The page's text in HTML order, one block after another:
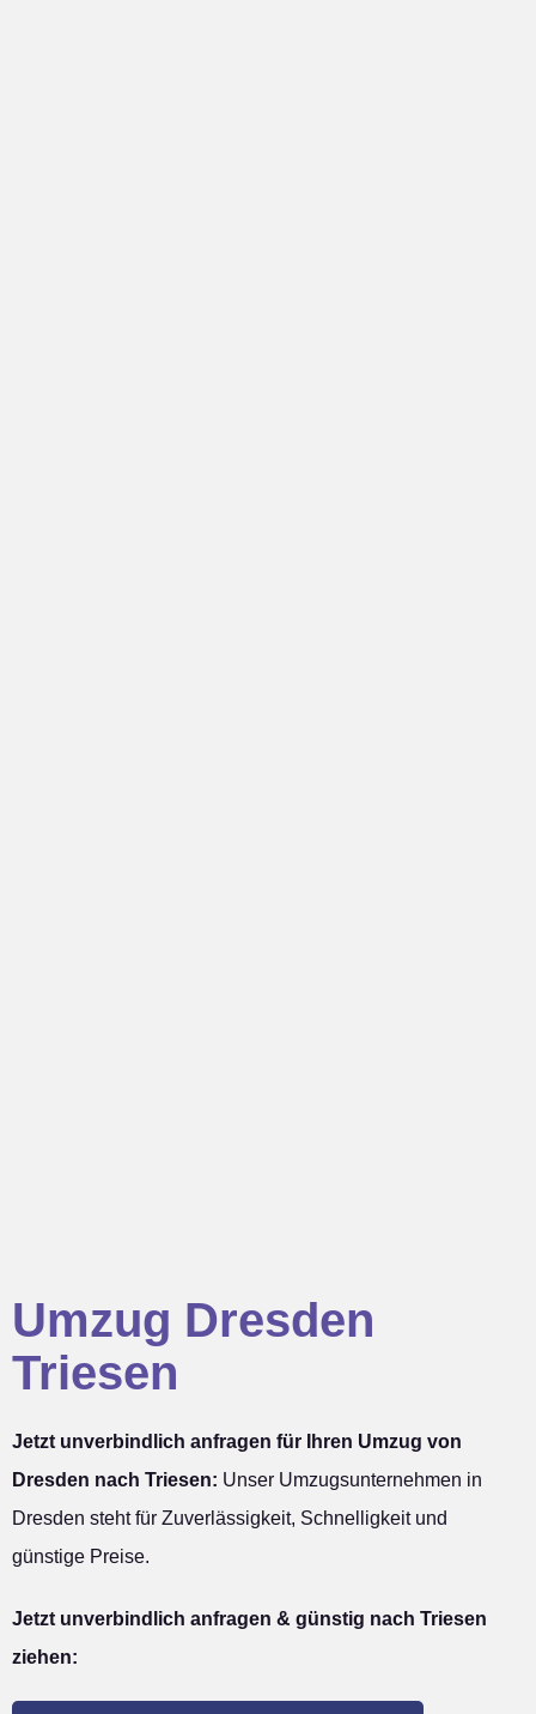
Umzug Dresden
Triesen
Jetzt unverbindlich anfragen für Ihren Umzug von
Dresden nach Triesen: Unser Umzugsunternehmen in
Dresden steht für Zuverlässigkeit, Schnelligkeit und
günstige Preise.
Jetzt unverbindlich anfragen & günstig nach Triesen
ziehen: